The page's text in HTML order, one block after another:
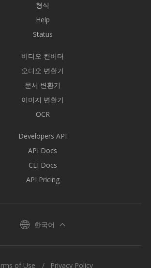
형식
Help
Status
비디오 컨버터
오디오 변환기
문서 변환기
이미지 변환기
OCR
Developers API
API Docs
CLI Docs
API Pricing
한국어
of Use Privacy Policy